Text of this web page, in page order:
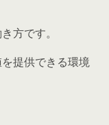
方です。
提供できる環境